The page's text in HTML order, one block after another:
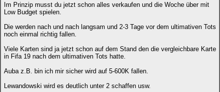
Im Prinzip musst du jetzt schon alles verkaufen und die Woche über mit
Low Budget spielen.
Die werden nach und nach langsam und 2-3 Tage vor dem ultimativen Tots
noch einmal richtig fallen.
Viele Karten sind ja jetzt schon auf dem Stand den die vergleichbare Karte
in Fifa 19 nach dem ultimativen Tots hatte.
Auba z.B. bin ich mir sicher wird auf 5-600K fallen.
Lewandowski wird es deutlich unter 2 schaffen usw.